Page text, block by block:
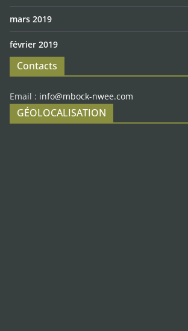
mars 2019
février 2019
Contacts
Email : info@mbock-nwee.com
GÉOLOCALISATION